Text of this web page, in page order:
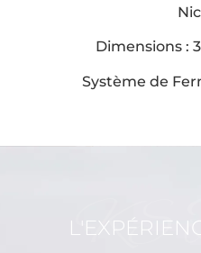
Dimensions :
Système de
KS